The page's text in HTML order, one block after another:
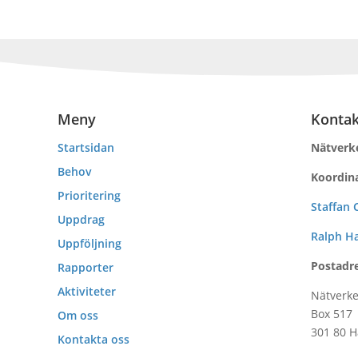
Meny
Startsidan
Behov
Prioritering
Uppdrag
Uppföljning
Rapporter
Aktiviteter
Om oss
Kontakta oss
Staffan
Ralph
Box 517
301 80